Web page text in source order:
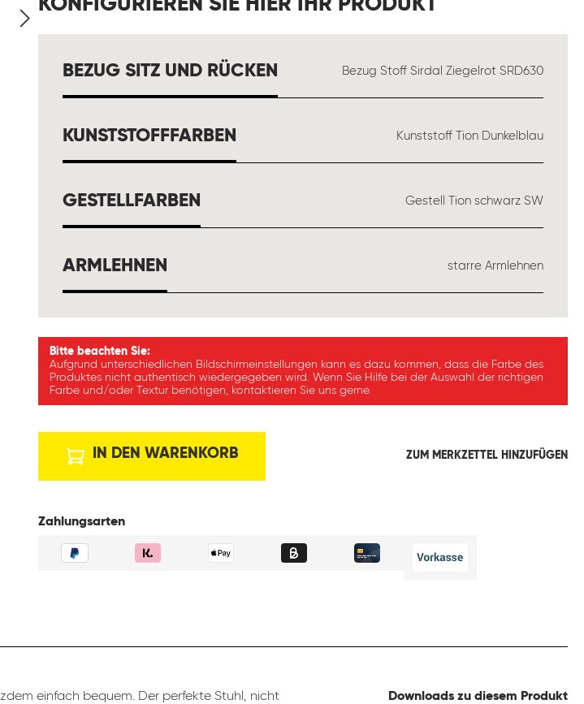
KONFIGURIEREN SIE HIER IHR PRODUKT
BEZUG SITZ UND RÜCKEN AUSWÄHLENBezug Stoff Sirdal Ziegelrot SRD630
KUNSTSTOFFFARBEN Kunststoff Tion Dunkelblau
GESTELLFARBEN Gestell Tion schwarz SW
ARMLEHNEN starre Armlehnen
Bitte beachten Sie:
Aufgrund unterschiedlichen Bildschirmeinstellungen kann es dazu kommen, dass die Farbe des
Produktes nicht authentisch wiedergegeben wird. Wenn Sie Hilfe bei der Auswahl der richtigen
Farbe und/oder Textur benötigen, kontaktieren Sie uns gerne.
IN DEN WARENKORB ZUM MERKZETTEL HINZUFÜGEN
Zahlungsarten
einfach bequem. Der perfekte Stuhl, nicht
Downloads zu diesem Produkt